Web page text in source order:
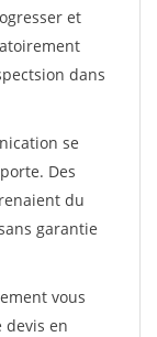
et
dans
se
Des
du
garantie
vous
devis en